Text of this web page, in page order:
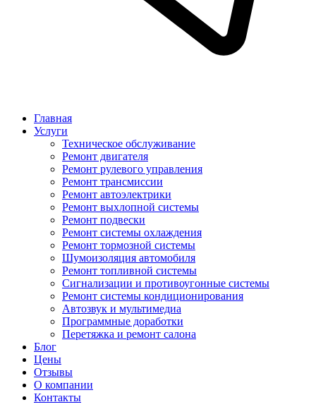
Главная
Услуги
Техническое обслуживание
Ремонт двигателя
Ремонт рулевого управления
Ремонт трансмиссии
Ремонт автоэлектрики
Ремонт выхлопной системы
Ремонт подвески
Ремонт системы охлаждения
Ремонт тормозной системы
Шумоизоляция автомобиля
Ремонт топливной системы
Сигнализации и противоугонные системы
Ремонт системы кондиционирования
Автозвук и мультимедиа
Программные доработки
Перетяжка и ремонт салона
Блог
Цены
Отзывы
О компании
Контакты